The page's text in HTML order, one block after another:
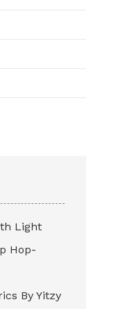
Light
Hop-
By Yitzy